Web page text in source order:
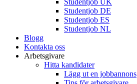
Studentjob UK
Studentjob DE
Studentjob ES
Studentjob NL
Blogg
Kontakta oss
Arbetsgivare
Hitta kandidater
Lägg ut en jobbannons